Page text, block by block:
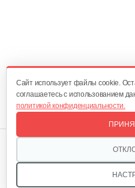
Cайт использует файлы cookie.
соглашаетесь с использованием
политикой конфиденциальности.